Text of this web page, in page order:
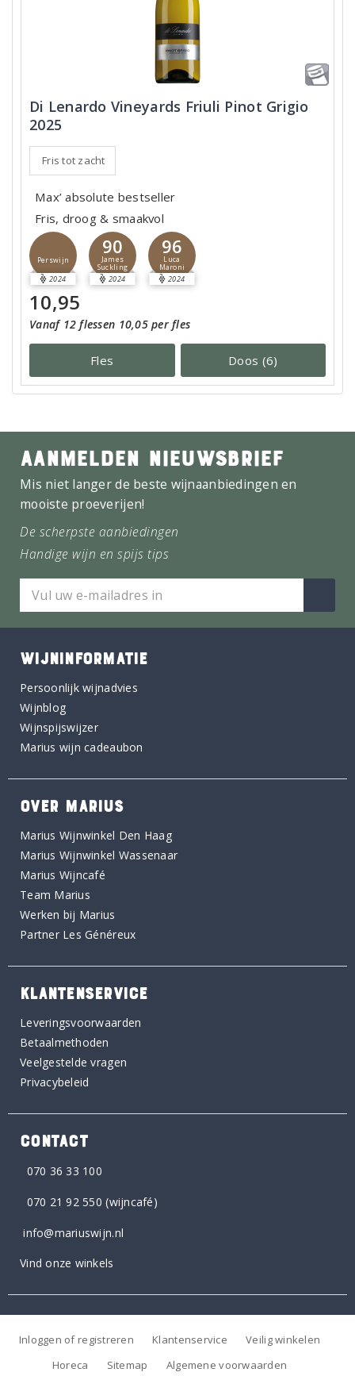
Di Lenardo Vineyards Friuli Pinot Grigio
2025
Fris tot zacht
Max’ absolute bestseller
Fris, droog & smaakvol
Perswijn
2024
90
James
Suckling
2024
96
Luca
Maroni
2024
10,95
Vanaf 12 flessen 10,05 per fles
Fles Doos (6)
AANMELDEN NIEUWSBRIEF
Mis niet langer de beste wijnaanbiedingen en
mooiste proeverijen!
De scherpste aanbiedingen
Handige wijn en spijs tips
WIJNINFORMATIE
Persoonlijk wijnadvies
Wijnblog
Wijnspijswijzer
Marius wijn cadeaubon
OVER MARIUS
Marius Wijnwinkel Den Haag
Marius Wijnwinkel Wassenaar
Marius Wijncafé
Team Marius
Werken bij Marius
Partner Les Généreux
KLANTENSERVICE
Leveringsvoorwaarden
Betaalmethoden
Veelgestelde vragen
Privacybeleid
CONTACT
070 36 33 100
070 21 92 550 (wijncafé)
info@mariuswijn.nl
Vind onze winkels
Inloggen of registreren Klantenservice
Veilig winkelen
Horeca
Sitemap Algemene voorwaarden